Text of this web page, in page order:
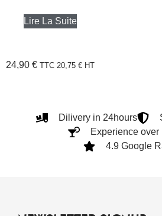
Lire La Suite
24,90 € TTC 20,75 € HT
Dilivery in 24hours
Experience over
4.9 Google